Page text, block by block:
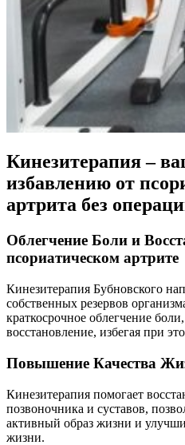
Кинезитерапия –
избавлению от
артрита без
Облегчение Боли и
псориатическом артрите
Кинезитерапия Бубновского
собственных резервов
краткосрочное облегчение
восстановление, избегая при
Повышение Качества
Кинезитерапия помогает
позвоночника и суставов,
активный образ жизни и
жизни.